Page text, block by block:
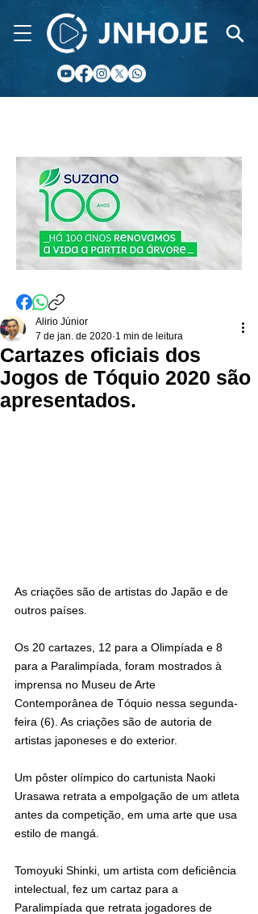
Cartazes oficiais dos
Jogos de Tóquio 2020 são
apresentados.
Alirio Júnior
7 de jan. de 2020 1 min de leitura
As criações são de artistas do Japão e de
outros países.
Os 20 cartazes, 12 para a Olimpíada e 8
para a Paralimpíada, foram mostrados à
imprensa no Museu de Arte
Contemporânea de Tóquio nessa segunda-
feira (6). As criações são de autoria de
artistas japoneses e do exterior.
Um pôster olímpico do cartunista Naoki
Urasawa retrata a empolgação de um atleta
antes da competição, em uma arte que usa
estilo de mangá.
Tomoyuki Shinki, um artista com deficiência
intelectual, fez um cartaz para a
Paralimpíada que retrata jogadores de